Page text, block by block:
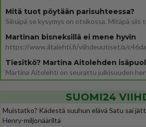
Mitä tuot pöytään parisuhteessa?
Martinan bisneksillä ei mene hyvin
SUOMI24
Muistatko? Kädestä suuhun elävä Satu sai
Henry-miljonääriltä